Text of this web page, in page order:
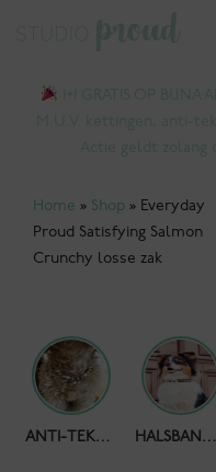
Home » Shop » Everyday
Proud Satisfying Salmon
Crunchy losse zak
ANTI-TEKENBAND HALSBANDEN